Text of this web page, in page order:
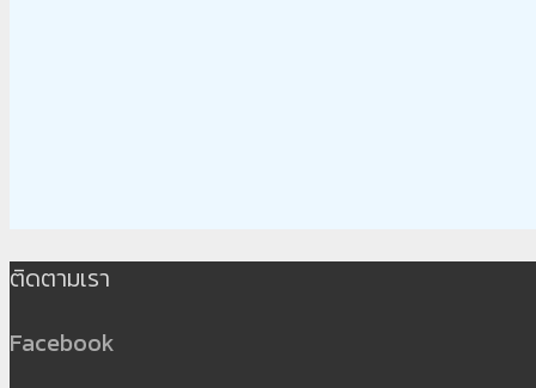
ติดตามเรา
Facebook